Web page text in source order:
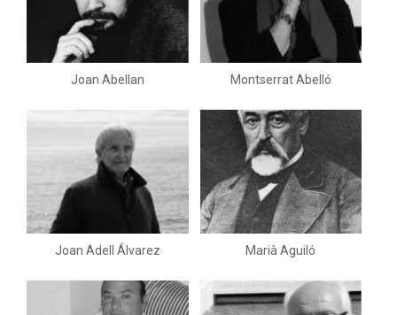
Joan Abellan Montserrat Abelló
Joan Adell Álvarez Marià Aguiló